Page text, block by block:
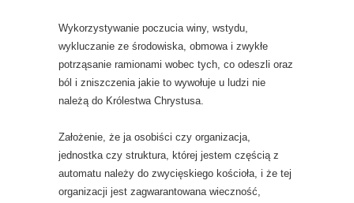
Wykorzystywanie poczucia winy, wstydu,
wykluczanie ze środowiska, obmowa i zwykłe
potrząsanie ramionami wobec tych, co odeszli oraz
ból i zniszczenia jakie to wywołuje u ludzi nie
należą do Królestwa Chrystusa.
Założenie, że ja osobiści czy organizacja,
jednostka czy struktura, której jestem częścią z
automatu należy do zwycięskiego kościoła, i że tej
organizacji jest zagwarantowana wieczność,